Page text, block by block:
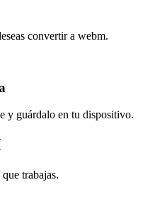
convertir a webm.
y guárdalo en tu dispositivo.
trabajas.